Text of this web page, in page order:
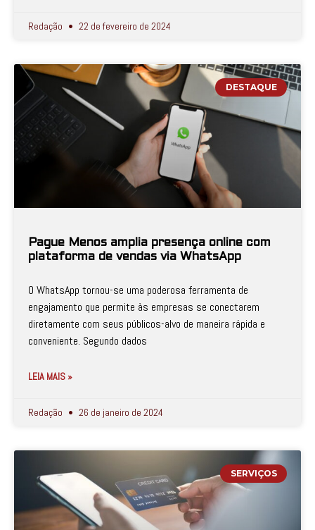
Redação 22 de fevereiro de 2024
DESTAQUE
Pague Menos amplia presença online com
plataforma de vendas via WhatsApp
O WhatsApp tornou-se uma poderosa ferramenta de
engajamento que permite às empresas se conectarem
diretamente com seus públicos-alvo de maneira rápida e
conveniente. Segundo dados
LEIA MAIS »
Redação 26 de janeiro de 2024
SERVIÇOS